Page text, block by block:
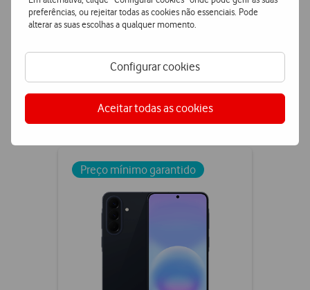
preferências, ou rejeitar todas as cookies não essenciais. Pode
alterar as suas escolhas a qualquer momento.
Configurar cookies
Aceitar todas as cookies
ou
€1184,90 +3000pontos
Checkbox
Comparar
Preço mínimo garantido